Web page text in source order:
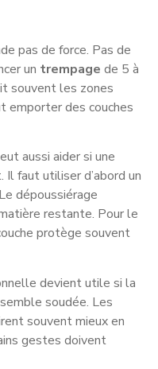
pas de force. Pas de
un trempage de 5 à
souvent les zones
emporter des couches
aussi aider si une
faut utiliser d’abord un
dépoussiérage
restante. Pour le
protège souvent
devient utile si la
soudée. Les
souvent mieux en
gestes doivent